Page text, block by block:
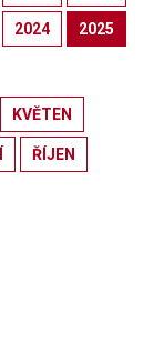
2024 2025
KVĚTEN
ŘÍJEN